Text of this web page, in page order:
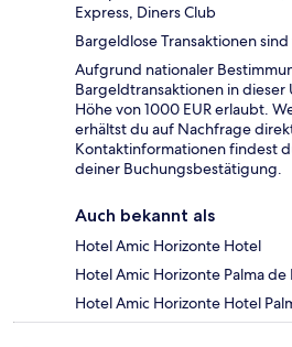
Express, Diners Club
Bargeldlose Transaktionen
Aufgrund nationaler
Bargeldtransaktionen in
Höhe von 1000 EUR erlaubt.
erhältst du auf Nachfrage
Kontaktinformationen findest
deiner Buchungsbestätigung.
Auch bekannt als
Hotel Amic Horizonte Hotel
Hotel Amic Horizonte Palma de
Hotel Amic Horizonte Hotel